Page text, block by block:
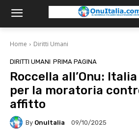
Home Diritti Umani
DIRITTI UMANI PRIMA PAGINA
Roccella all’Onu:
per la moratoria
affitto
By OnuItalia 09/10/2025